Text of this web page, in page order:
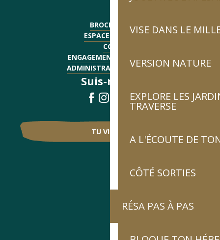
VISE DANS LE
VERSION NATURE
EXPLORE LES
TRAVERSE
A L'ÉCOUTE DE
CÔTÉ SORTIES
RÉSA PAS À PAS
BROCHURES
ESPACE PRESSE
CGV
ENGAGEMENTS QUALITÉ
ADMINISTRATIF - EMPLOI
Suis-nous !
TU VIENS ?